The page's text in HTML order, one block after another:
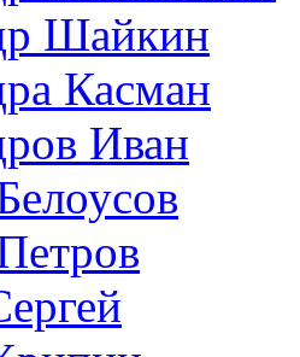
Шайкин
Касман
Иван